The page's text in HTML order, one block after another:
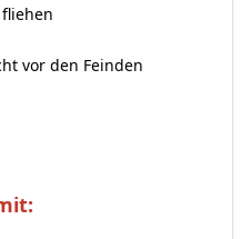
vor den Feinden